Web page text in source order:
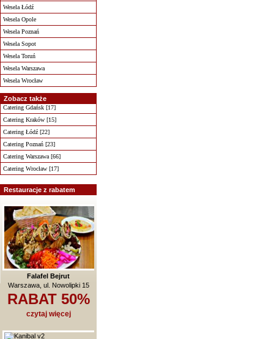
Wesela Łódź
Wesela Opole
Wesela Poznań
Wesela Sopot
Wesela Toruń
Wesela Warszawa
Wesela Wrocław
Zobacz także
Catering Gdańsk [17]
Catering Kraków [15]
Catering Łódź [22]
Catering Poznań [23]
Catering Warszawa [66]
Catering Wrocław [17]
Restauracje z rabatem
Falafel Bejrut
Warszawa, ul. Nowolipki 15
RABAT 50%
czytaj więcej